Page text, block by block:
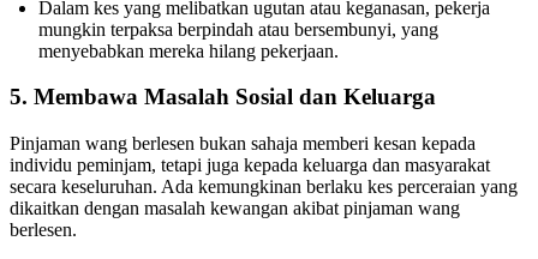
Dalam kes yang melibatkan ugutan atau keganasan, pekerja
mungkin terpaksa berpindah atau bersembunyi, yang
menyebabkan mereka hilang pekerjaan.
5. Membawa Masalah Sosial dan Keluarga
Pinjaman wang berlesen bukan sahaja memberi kesan kepada
individu peminjam, tetapi juga kepada keluarga dan masyarakat
secara keseluruhan. Ada kemungkinan berlaku kes perceraian yang
dikaitkan dengan masalah kewangan akibat pinjaman wang
berlesen.